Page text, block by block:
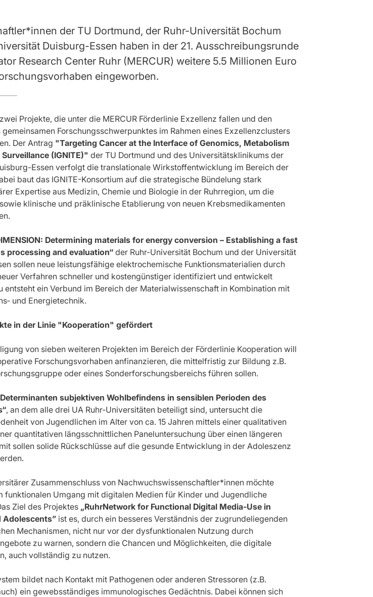
der TU Dortmund, der Ruhr-Universität Bochum
Duisburg-Essen haben in der 21. Ausschreibungsrunde
Research Center Ruhr (MERCUR) weitere 5.5 Millionen Euro
eingeworben.
Projekte, die unter die MERCUR Förderlinie Exzellenz fallen und den
gemeinsamen Forschungsschwerpunktes im Rahmen eines Exzellenzclusters
Der Antrag "Targeting Cancer at the Interface of Genomics, Metabolism
(IGNITE)" der TU Dortmund und des Universitätsklinikums der
Essen verfolgt die translationale Wirkstoffentwicklung im Bereich der
baut das IGNITE-Konsortium auf die strategische Bündelung stark
Expertise aus Medizin, Chemie und Biologie in der Ruhrregion, um die
klinische und präklinische Etablierung von neuen Krebsmedikamenten
Determining materials for energy conversion – Establishing a fast
processing and evaluation“ der Ruhr-Universität Bochum und der Universität
sollen neue leistungsfähige elektrochemische Funktionsmaterialien durch
Verfahren schneller und kostengünstiger identifiziert und entwickelt
entsteht ein Verbund im Bereich der Materialwissenschaft in Kombination mit
und Energietechnik.
in der Linie "Kooperation" gefördert
von sieben weiteren Projekten im Bereich der Förderlinie Kooperation will
Forschungsvorhaben anfinanzieren, die mittelfristig zur Bildung z.B.
oder eines Sonderforschungsbereichs führen sollen.
subjektiven Wohlbefindens in sensiblen Perioden des
, an dem alle drei UA Ruhr-Universitäten beteiligt sind, untersucht die
von Jugendlichen im Alter von ca. 15 Jahren mittels einer qualitativen
quantitativen längsschnittlichen Paneluntersuchung über einen längeren
sollen solide Rückschlüsse auf die gesunde Entwicklung in der Adoleszenz
Zusammenschluss von Nachwuchswissenschaftler*innen möchte
funktionalen Umgang mit digitalen Medien für Kinder und Jugendliche
Ziel des Projektes „RuhrNetwork for Functional Digital Media-Use in
Adolescents” ist es, durch ein besseres Verständnis der zugrundeliegenden
Mechanismen, nicht nur vor der dysfunktionalen Nutzung durch
zu warnen, sondern die Chancen und Möglichkeiten, die digitale
auch vollständig zu nutzen.
bildet nach Kontakt mit Pathogenen oder anderen Stressoren (z.B.
ein gewebsständiges immunologisches Gedächtnis. Dabei können sich